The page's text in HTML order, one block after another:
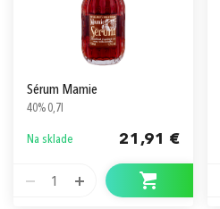
Sérum Mamie
40% 0,7l
Na sklade 21,91 €
1